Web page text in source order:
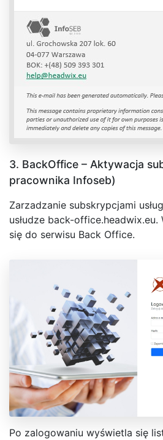
3. BackOffice – Aktywacja
pracownika Infoseb)
Zarzadzanie subskrypcjami
usłudze back-
się do serwisu Back Office.
Po zalogowaniu wyświetla się